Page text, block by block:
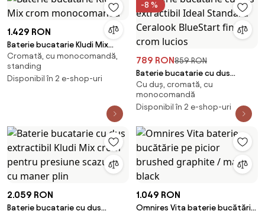
1.429 RON
Baterie bucatarie Kludi Mix
crom monocomanda
Cromată, cu monocomandă,
standing
Disponibil în 2 e-shop-uri
-8 %
789 RON859 RON
Baterie bucatarie cu dus
extractibil Ideal Standard
Ceralook BlueStart finisaj crom
lucios
Cu duș, cromată, cu
monocomandă
Disponibil în 2 e-shop-uri
2.059 RON
Baterie bucatarie cu dus
1.049 RON
Omnires Vita baterie bucătărie